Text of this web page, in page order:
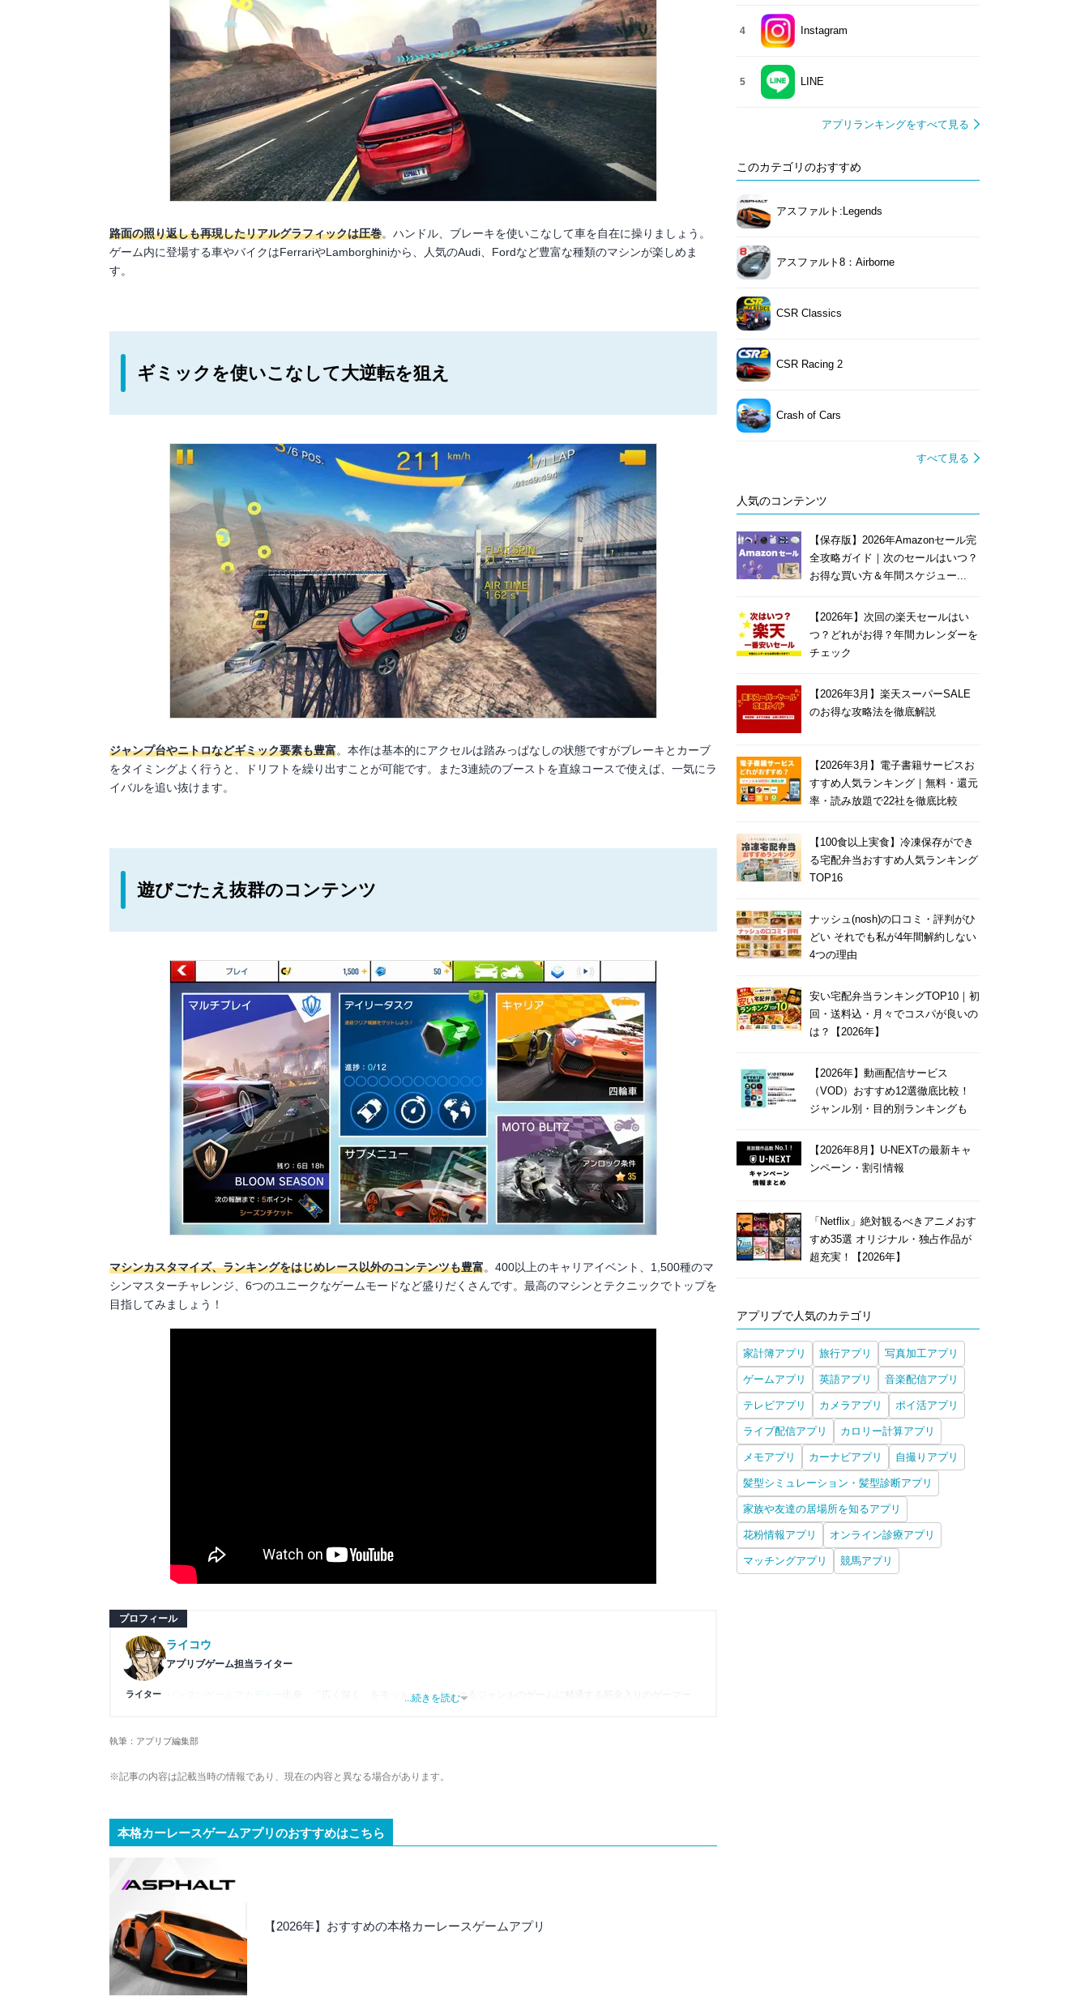
路面の照り返しも再現したリアルグラフィックは圧巻。ハンドル、ブレーキを使いこなして車を自在に操りましょう。
ゲーム内に登場する車やバイクはFerrariやLamborghiniから、人気のAudi、Fordなど豊富な種類のマシンが楽しめま
す。
ギミックを使いこなして大逆転を狙え
ジャンプ台やニトロなどギミック要素も豊富。本作は基本的にアクセルは踏みっぱなしの状態ですがブレーキとカーブ
をタイミングよく行うと、ドリフトを繰り出すことが可能です。また3連続のブーストを直線コースで使えば、一気にラ
イバルを追い抜けます。
遊びごたえ抜群のコンテンツ
マシンカスタマイズ、ランキングをはじめレース以外のコンテンツも豊富。400以上のキャリアイベント、1,500種のマ
シンマスターチャレンジ、6つのユニークなゲームモードなど盛りだくさんです。最高のマシンとテクニックでトップを
目指してみましょう！
プロフィール
ライター
ライコウ
アプリブゲーム担当ライター
出身。「広く深く」をモットーに、あらゆるジャンルのゲームに精通する筋金入りのゲーマー。
や専門知識の深さは業界内でも高く評価されている。現在は、アプリブでゲーム関連のコンテンツを豊富に執筆中。
...続きを読む
執筆：アプリブ編集部
※記事の内容は記載当時の情報であり、現在の内容と異なる場合があります。
本格カーレースゲームアプリのおすすめはこちら
【2026年】おすすめの本格カーレースゲームアプリ
4 Instagram
5 LINE
アプリランキングをすべて見る
このカテゴリのおすすめ
アスファルト:Legends
アスファルト8：Airborne
CSR Classics
CSR Racing 2
Crash of Cars
すべて見る
人気のコンテンツ
【保存版】2026年Amazonセール完
全攻略ガイド｜次のセールはいつ？
お得な買い方＆年間スケジュー...
【2026年】次回の楽天セールはい
つ？どれがお得？年間カレンダーを
チェック
【2026年3月】楽天スーパーSALE
のお得な攻略法を徹底解説
【2026年3月】電子書籍サービスお
すすめ人気ランキング｜無料・還元
率・読み放題で22社を徹底比較
【100食以上実食】冷凍保存ができ
る宅配弁当おすすめ人気ランキング
TOP16
ナッシュ(nosh)の口コミ・評判がひ
どい それでも私が4年間解約しない
4つの理由
安い宅配弁当ランキングTOP10｜初
回・送料込・月々でコスパが良いの
は？【2026年】
【2026年】動画配信サービス
（VOD）おすすめ12選徹底比較！
ジャンル別・目的別ランキングも
【2026年8月】U-NEXTの最新キャ
ンペーン・割引情報
「Netflix」絶対観るべきアニメおす
すめ35選 オリジナル・独占作品が
超充実！【2026年】
アプリブで人気のカテゴリ
家計簿アプリ 旅行アプリ 写真加工アプリ
ゲームアプリ 英語アプリ 音楽配信アプリ
テレビアプリ カメラアプリ ポイ活アプリ
ライブ配信アプリ カロリー計算アプリ
メモアプリ カーナビアプリ 自撮りアプリ
髪型シミュレーション・髪型診断アプリ
家族や友達の居場所を知るアプリ
花粉情報アプリ オンライン診療アプリ
マッチングアプリ 競馬アプリ